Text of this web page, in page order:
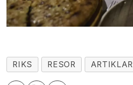
RIKS RESOR ARTIKLAR